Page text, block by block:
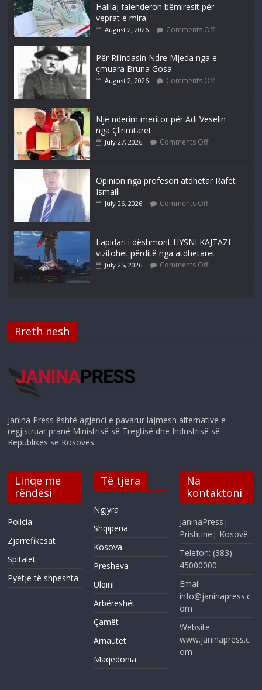
Halilaj falenderon bëmiresit për
veprat e mira
August 2, 2026 Comments Off
Për Rilindasin Ndre Mjeda nga e
çmuara Bruna Gosa
August 2, 2026 Comments Off
Një nderim meritor për Adi Veselin
nga Çlirimtarët
July 27, 2026 Comments Off
Opinion nga profesori atdhetar Rafet
Ismaili
July 26, 2026 Comments Off
Lapidari i dëshmorit HYSNI KAJTAZI
vizitohet përditë nga atdhetaret
July 25, 2026 Comments Off
Rreth nesh
Janina Press është agjenci e pavarur lajmesh alternative e
regjistruar pranë Ministrisë së Tregtisë dhe Industrisë së
Republikës së Kosovës.
Linqe me
rëndësi
Policia
Zjarrëfikësat
Spitalet
Pyetje të shpeshta
Të tjera
Ngjyra
Shqipëria
Kosova
Presheva
Ulqini
Arbëreshët
Çamët
Arnautët
Maqedonia
Na
kontaktoni
JaninaPress|
Prishtinë| Kosovë
Telefon: (383)
45000000
Email:
info@janinapress.c
om
Website:
www.janinapress.c
om